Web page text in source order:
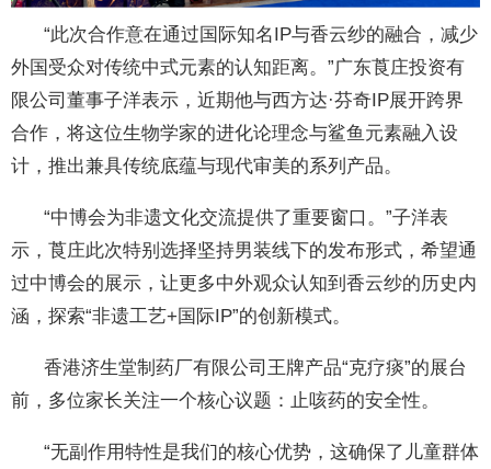
“此次合作意在通过国际知名IP与香云纱的融合，减少
外国受众对传统中式元素的认知距离。”广东莨庄投资有
限公司董事子洋表示，近期他与西方达·芬奇IP展开跨界
合作，将这位生物学家的进化论理念与鲨鱼元素融入设
计，推出兼具传统底蕴与现代审美的系列产品。
“中博会为非遗文化交流提供了重要窗口。”子洋表
示，莨庄此次特别选择坚持男装线下的发布形式，希望通
过中博会的展示，让更多中外观众认知到香云纱的历史内
涵，探索“非遗工艺+国际IP”的创新模式。
香港济生堂制药厂有限公司王牌产品“克疗痰”的展台
前，多位家长关注一个核心议题：止咳药的安全性。
“无副作用特性是我们的核心优势，这确保了儿童群体